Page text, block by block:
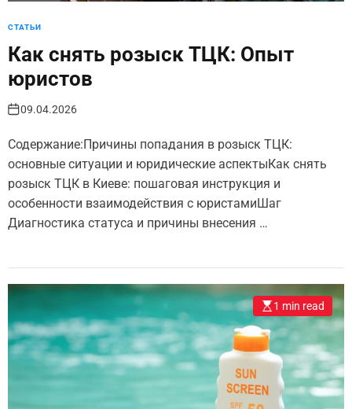
СТАТЬИ
Как снять розыск ТЦК: Опыт
юристов
09.04.2026
Содержание:Причины попадания в розыск ТЦК:
основные ситуации и юридические аспектыКак снять
розыск ТЦК в Киеве: пошаговая инструкция и
особенности взаимодействия с юристамиШаг
Диагностика статуса и причины внесения …
1 min read